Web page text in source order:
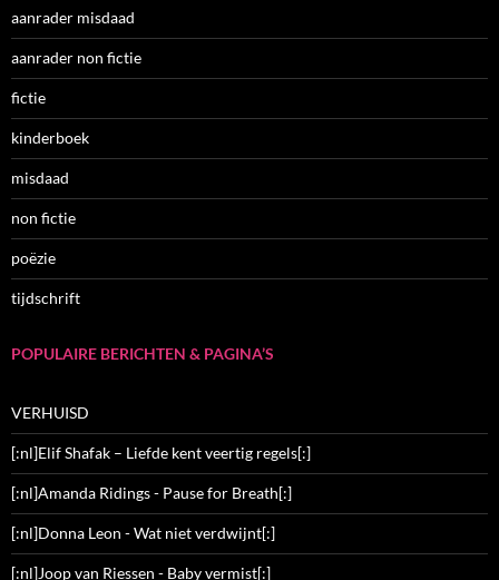
aanrader misdaad
aanrader non fictie
fictie
kinderboek
misdaad
non fictie
poëzie
tijdschrift
POPULAIRE BERICHTEN & PAGINA’S
VERHUISD
[:nl]Elif Shafak – Liefde kent veertig regels[:]
[:nl]Amanda Ridings - Pause for Breath[:]
[:nl]Donna Leon - Wat niet verdwijnt[:]
[:nl]Joop van Riessen - Baby vermist[:]